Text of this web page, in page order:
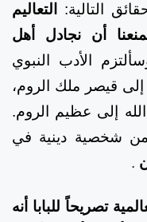
التالية:
التعاليم
تمنعنا أن نجادل أهل
الأدب النبوي
قيصر ملك الروم،
إلى عظيم الروم.
من شخصية دينية في
.
تصريحاً للبابا أنه